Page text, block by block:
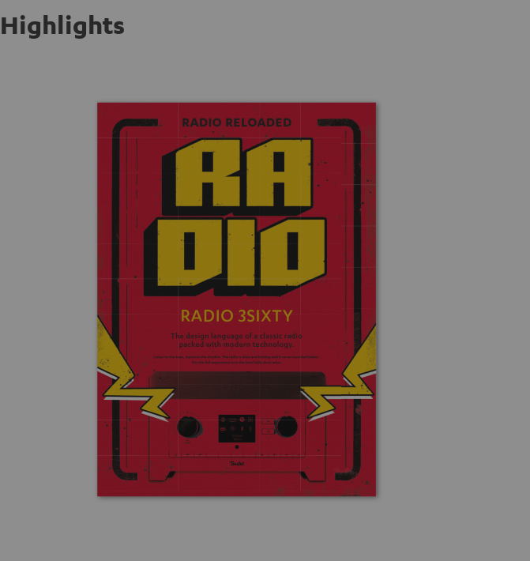
Highlights